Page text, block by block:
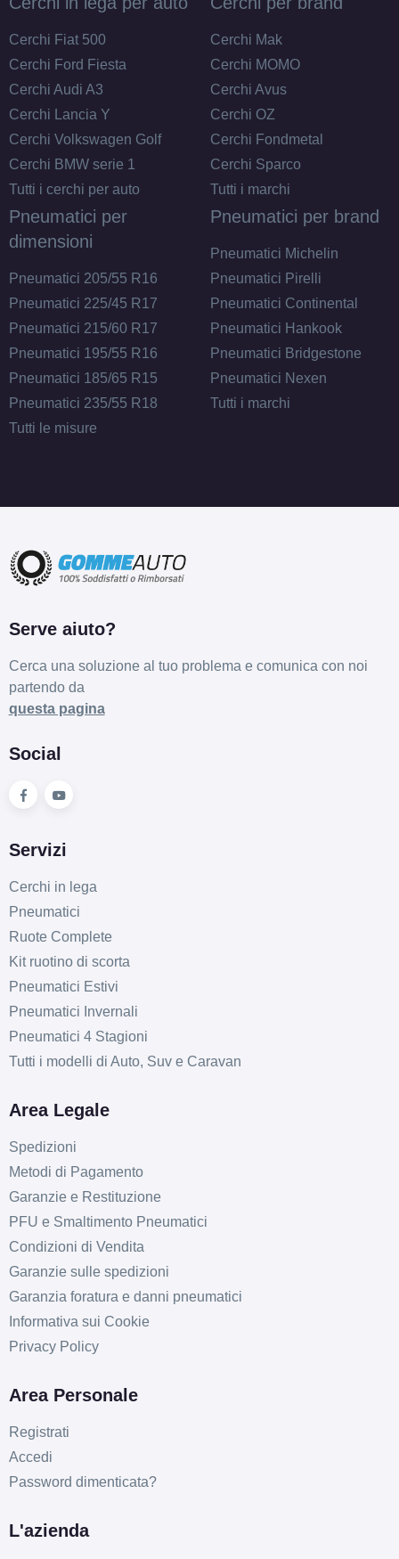
Cerchi Fiat 500
Cerchi Ford Fiesta
Cerchi Audi A3
Cerchi Lancia Y
Cerchi Volkswagen Golf
Cerchi BMW serie 1
Tutti i cerchi per auto
Cerchi Mak
Cerchi MOMO
Cerchi Avus
Cerchi OZ
Cerchi Fondmetal
Cerchi Sparco
Tutti i marchi
Pneumatici per
dimensioni
Pneumatici 205/55 R16
Pneumatici 225/45 R17
Pneumatici 215/60 R17
Pneumatici 195/55 R16
Pneumatici 185/65 R15
Pneumatici 235/55 R18
Tutti le misure
Pneumatici per brand
Pneumatici Michelin
Pneumatici Pirelli
Pneumatici Continental
Pneumatici Hankook
Pneumatici Bridgestone
Pneumatici Nexen
Tutti i marchi
Serve aiuto?
Cerca una soluzione al tuo problema e comunica con noi
partendo da
questa pagina
Social
Servizi
Cerchi in lega
Pneumatici
Ruote Complete
Kit ruotino di scorta
Pneumatici Estivi
Pneumatici Invernali
Pneumatici 4 Stagioni
Tutti i modelli di Auto, Suv e Caravan
Area Legale
Spedizioni
Metodi di Pagamento
Garanzie e Restituzione
PFU e Smaltimento Pneumatici
Condizioni di Vendita
Garanzie sulle spedizioni
Garanzia foratura e danni pneumatici
Informativa sui Cookie
Privacy Policy
Area Personale
Registrati
Accedi
Password dimenticata?
L'azienda